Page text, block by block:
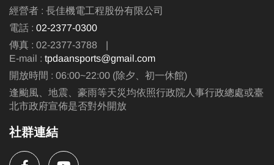
經營者 : 長佳機電工程股份有限公司
電話 : 02-2377-0300
傳真 : 02-2377-3788
|
E-mail : tpdaansports@gmail.com
開放時間 : 06:00~22:00 (除夕、初一休館)
逢颱風、地震、豪雨等天災均依照行政院人事行政總處或臺
北市政府宣佈是否對外開放
社群連結